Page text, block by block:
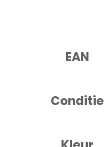
EAN
Conditie